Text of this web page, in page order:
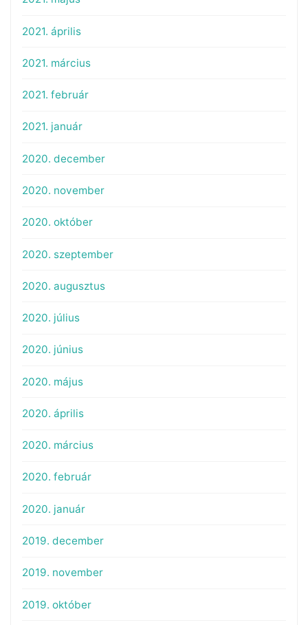
2021. április
2021. március
2021. február
2021. január
2020. december
2020. november
2020. október
2020. szeptember
2020. augusztus
2020. július
2020. június
2020. május
2020. április
2020. március
2020. február
2020. január
2019. december
2019. november
2019. október